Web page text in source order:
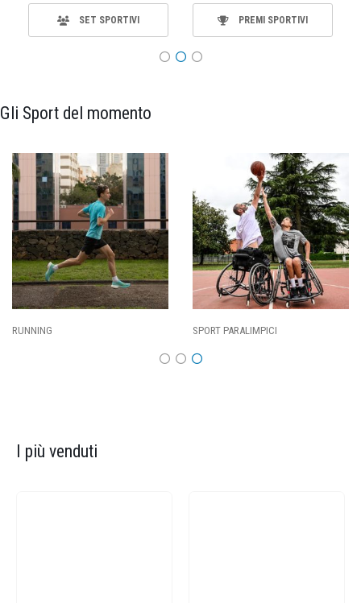
SET SPORTIVI PREMI SPORTIVI
Gli Sport del momento
RUNNING SPORT PARALIMPICI
I più venduti